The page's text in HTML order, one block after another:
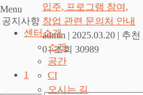
Menu
센터소개
소개
공간
CI
오시는 길
공지사항
입주, 프로그램 참여,
창업 관련 문의처 안내
admin | 2025.03.20 | 추천
0 | 조회 30989
1